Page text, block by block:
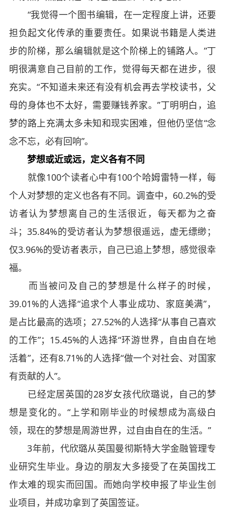
“我觉得一个图书编辑，在一定程度上讲，还要
担负起文化传承的重要责任。如果说书籍是人类进
步的阶梯，那么编辑就是这个阶梯上的铺路人。”丁
明很满意自己目前的工作，觉得每天都在进步，很
充实。“不知道未来还有没有机会再去学校读书，父
母的身体也不太好，需要赚钱养家。”丁明明白，追
梦的路上充满太多未知和现实困难，但他仍坚信“念
念不忘，必有回响”。
梦想或近或远，定义各有不同
就像100个读者心中有100个哈姆雷特一样，每
个人对梦想的定义也各有不同。调查中，60.2%的受
访者认为梦想离自己的生活很近，每天都为之奋
斗；35.84%的受访者认为梦想很遥远，虚无缥缈；
仅3.96%的受访者表示，自己已追上梦想，感觉很幸
福。
而当被问及自己的梦想是什么样子的时候，
39.01%的人选择“追求个人事业成功、家庭美满”，
是占比最高的选项；27.52%的人选择“从事自己喜欢
的工作”；15.45%的人选择“环游世界，自由自在地
活着”，还有8.71%的人选择“做一个对社会、对国家
有贡献的人”。
已经定居英国的28岁女孩代欣璐说，自己的梦
想是变化的。“上学和刚毕业的时候想成为高级白
领，现在的梦想是周游世界，过自由自在的生活。”
3年前，代欣璐从英国曼彻斯特大学金融管理专
业研究生毕业。身边的朋友大多接受了在英国找工
作太难的现实而回国。而她向学校申报了毕业生创
业项目，并成功拿到了英国签证。